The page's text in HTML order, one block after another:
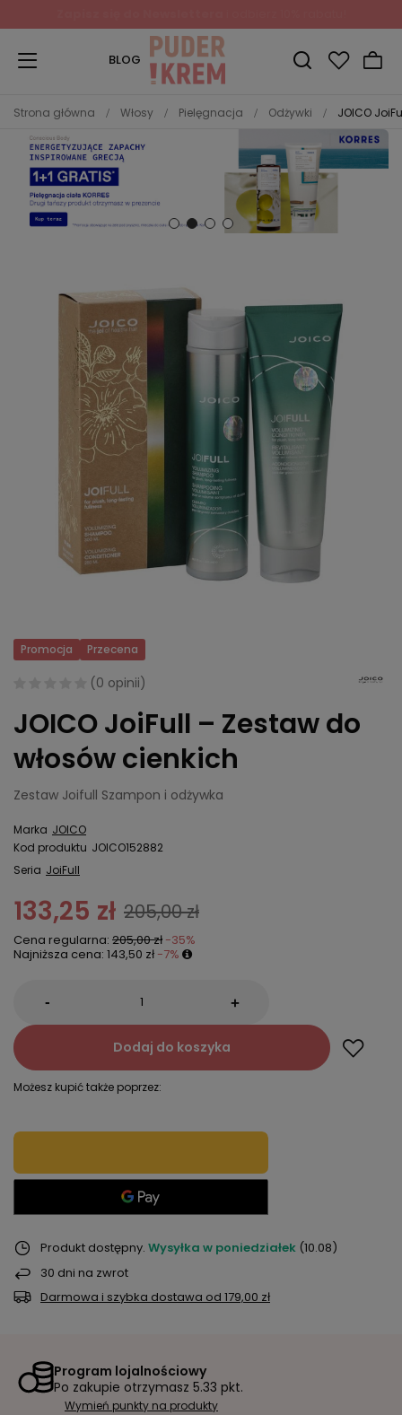
BLOG
Strona główna Włosy Pielęgnacja Odżywki JOICO
Promocja Przecena
(0 opinii)
JOICO JoiFull – Zestaw do
włosów cienkich
Zestaw Joifull Szampon i odżywka
Marka JOICO
Kod produktu JOICO152882
Seria JoiFull
133,25 zł 205,00 zł
Cena regularna: 205,00 zł -35%
Najniższa cena: 143,50 zł -7%
- +
Dodaj do koszyka
Możesz kupić także poprzez:
Produkt dostępny Wysyłka w poniedziałek (10.08)
30 dni na zwrot
Darmowa i szybka dostawa od 179,00 zł
Program lojalnościowy
Po zakupie otrzymasz 5.33 pkt.
Wymień punkty na produkty